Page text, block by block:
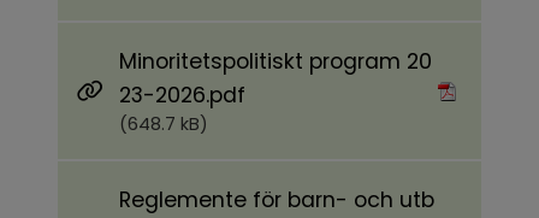
Minoritetspolitiskt program 20
23-2026.pdf
(648.7 kB)
Reglemente för barn- och utb